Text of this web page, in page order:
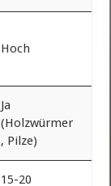
Hoch
Ja
(Holzwürmer
, Pilze)
15-20